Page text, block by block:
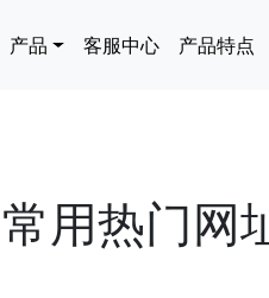
navigation
产品 客服中心 产品特点
用热门网